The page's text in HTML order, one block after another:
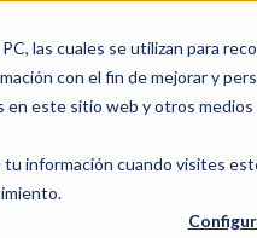
las cuales se utilizan para
con el fin de mejorar y
este sitio web y otros
información cuando visites